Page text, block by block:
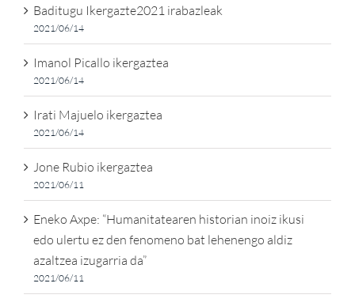
Baditugu Ikergazte2021 irabazleak
2021/06/14
Imanol Picallo ikergaztea
2021/06/14
Irati Majuelo ikergaztea
2021/06/14
Jone Rubio ikergaztea
2021/06/11
Eneko Axpe: “Humanitatearen historian inoiz ikusi
edo ulertu ez den fenomeno bat lehenengo aldiz
azaltzea izugarria da”
2021/06/11